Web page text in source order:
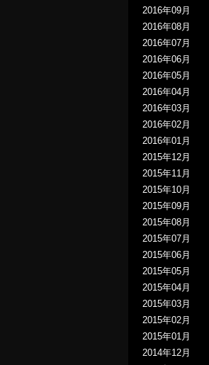
2016年09月
2016年08月
2016年07月
2016年06月
2016年05月
2016年04月
2016年03月
2016年02月
2016年01月
2015年12月
2015年11月
2015年10月
2015年09月
2015年08月
2015年07月
2015年06月
2015年05月
2015年04月
2015年03月
2015年02月
2015年01月
2014年12月